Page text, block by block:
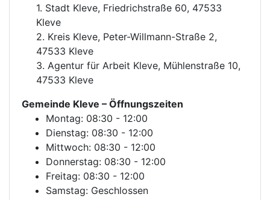
1. Stadt Kleve, Friedrichstraße 60, 47533
Kleve
2. Kreis Kleve, Peter-Willmann-Straße 2,
47533 Kleve
3. Agentur für Arbeit Kleve, Mühlenstraße 10,
47533 Kleve
Gemeinde Kleve – Öffnungszeiten
Montag: 08:30 - 12:00
Dienstag: 08:30 - 12:00
Mittwoch: 08:30 - 12:00
Donnerstag: 08:30 - 12:00
Freitag: 08:30 - 12:00
Samstag: Geschlossen